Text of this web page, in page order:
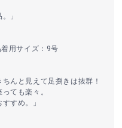
」
用サイズ：9号
んと見えて足捌きは抜群！
ても楽々。
すめ。」